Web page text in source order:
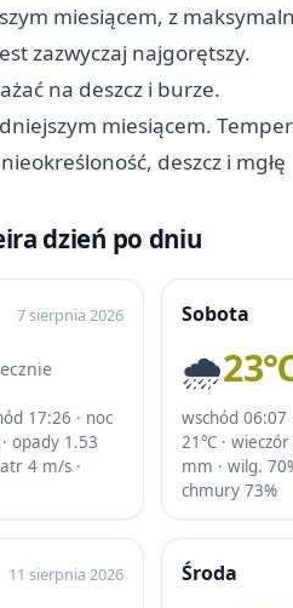
miesiącem, z
zazwyczaj najgorętszy.
na deszcz i burze.
miesiącem.
deszcz i mgłę
dzień po dniu
7 sierpnia 2026
17:26 · noc
opady 1.53
4 m/s ·
Sobota
🌧️
wschód 06:07
21℃ ·
mm · wilg.
chmury 73%
11 sierpnia 2026 Środa